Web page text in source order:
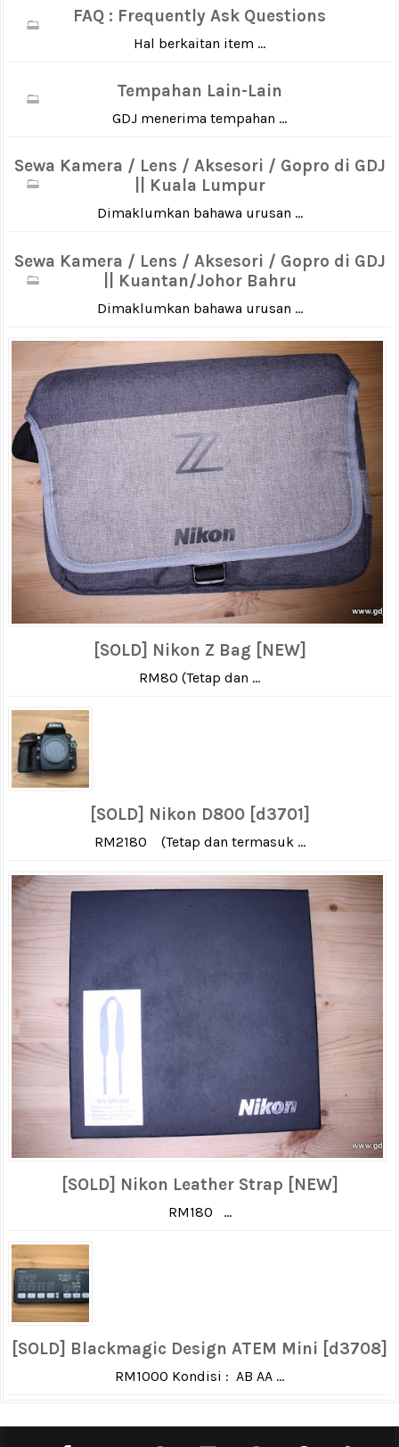
FAQ : Frequently Ask Questions
Hal berkaitan item ...
Tempahan Lain-Lain
GDJ menerima tempahan ...
Sewa Kamera / Lens / Aksesori / Gopro di GDJ
|| Kuala Lumpur
Dimaklumkan bahawa urusan ...
Sewa Kamera / Lens / Aksesori / Gopro di GDJ
|| Kuantan/Johor Bahru
Dimaklumkan bahawa urusan ...
[SOLD] Nikon Z Bag [NEW]
RM80 (Tetap dan ...
[SOLD] Nikon D800 [d3701]
RM2180 (Tetap dan termasuk ...
[SOLD] Nikon Leather Strap [NEW]
RM180 ...
[SOLD] Blackmagic Design ATEM Mini [d3708]
RM1000 Kondisi : AB AA ...